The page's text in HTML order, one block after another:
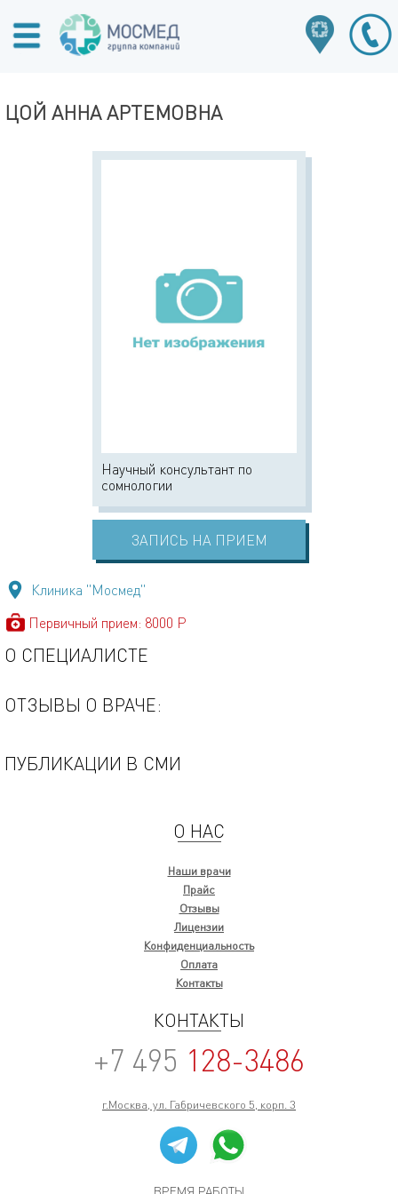
ЦОЙ АННА АРТЕМОВНА
Научный консультант по
сомнологии
ЗАПИСЬ НА ПРИЕМ
Клиника "Мосмед"
Первичный прием: 8000 Р
О СПЕЦИАЛИСТЕ
ОТЗЫВЫ О ВРАЧЕ:
ПУБЛИКАЦИИ В СМИ
О НАС
Наши врачи
Прайс
Отзывы
Лицензии
Конфиденциальность
Оплата
Контакты
КОНТАКТЫ
+7 495 128-3486
г.Москва, ул. Габричевского 5, корп. 3
ВРЕМЯ РАБОТЫ